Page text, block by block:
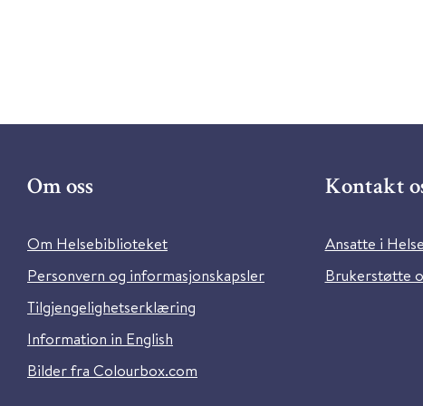
Om oss
Om Helsebiblioteket
Personvern og informasjonskapsler
Tilgjengelighetserklæring
Information in English
Bilder fra Colourbox.com
Kontakt
Ansatte i
Brukerstøtte